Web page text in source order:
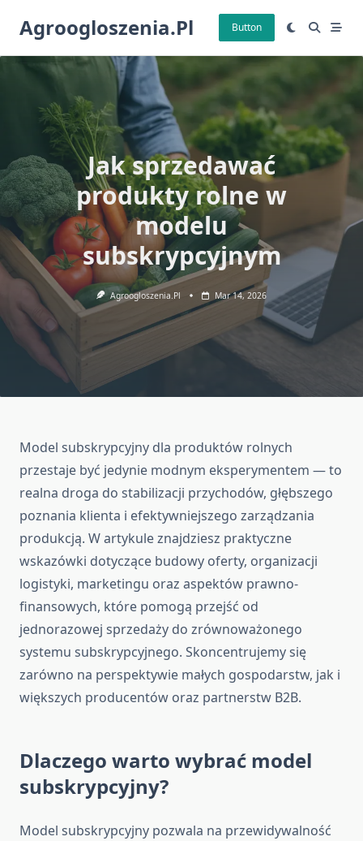
Agroogloszenia.pl Button
Jak sprzedawać
produkty rolne w
modelu
subskrypcyjnym
Agroogloszenia.pl Mar 14, 2026
Model subskrypcyjny dla produktów rolnych
przestaje być jedynie modnym eksperymentem — to
realna droga do stabilizacji przychodów, głębszego
poznania klienta i efektywniejszego zarządzania
produkcją. W artykule znajdziesz praktyczne
wskazówki dotyczące budowy oferty, organizacji
logistyki, marketingu oraz aspektów prawno-
finansowych, które pomogą przejść od
jednorazowej sprzedaży do zrównoważonego
systemu subskrypcyjnego. Skoncentrujemy się
zarówno na perspektywie małych gospodarstw, jak i
większych producentów oraz partnerstw B2B.
Dlaczego warto wybrać model
subskrypcyjny?
Model subskrypcyjny pozwala na przewidywalność